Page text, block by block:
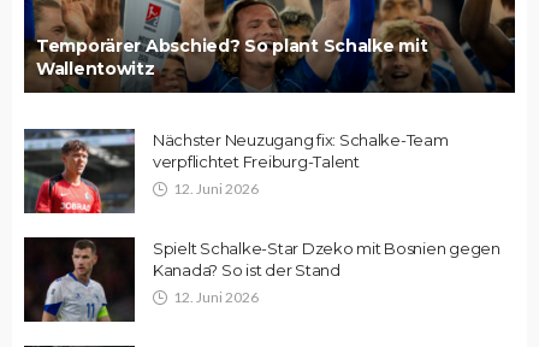
Temporärer Abschied? So plant Schalke mit
Wallentowitz
Nächster Neuzugang fix: Schalke-Team
verpflichtet Freiburg-Talent
12. Juni 2026
Spielt Schalke-Star Dzeko mit Bosnien gegen
Kanada? So ist der Stand
12. Juni 2026